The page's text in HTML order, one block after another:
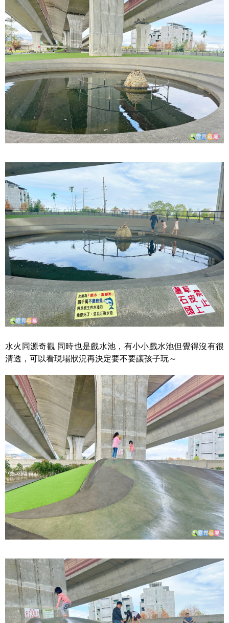
水火同源奇觀 同時也是戲水池，有小小戲水池但覺得沒有很
清透，可以看現場狀況再決定要不要讓孩子玩～